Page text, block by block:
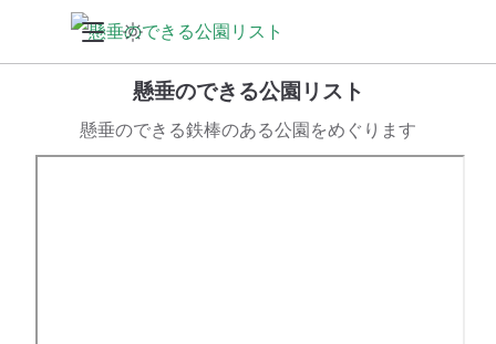
懸垂のできる公園リスト
懸垂のできる鉄棒のある公園をめぐります